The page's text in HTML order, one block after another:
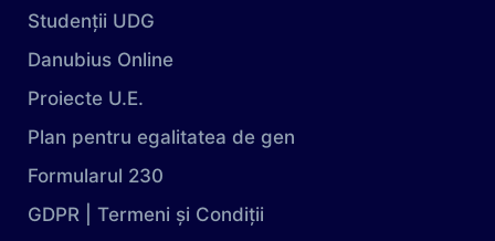
Studenții UDG
Danubius Online
Proiecte U.E.
Plan pentru egalitatea de gen
Formularul 230
GDPR | Termeni și Condiții